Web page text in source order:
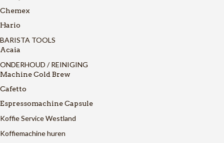
Chemex
Hario
BARISTA TOOLS
Acaia
ONDERHOUD / REINIGING
Machine Cold Brew
Cafetto
Espressomachine Capsule
Koffie Service Westland
Koffiemachine huren